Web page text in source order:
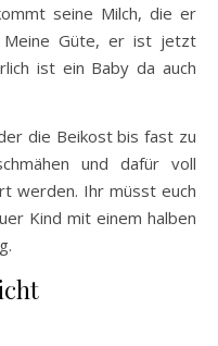
seine Milch, die er
Güte, er ist jetzt
ist ein Baby da auch
die Beikost bis fast zu
und dafür voll
werden. Ihr müsst euch
Kind mit einem halben